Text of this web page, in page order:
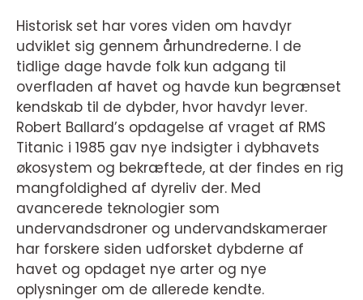
Historisk set har vores viden om havdyr
udviklet sig gennem århundrederne. I de
tidlige dage havde folk kun adgang til
overfladen af havet og havde kun begrænset
kendskab til de dybder, hvor havdyr lever.
Robert Ballard’s opdagelse af vraget af RMS
Titanic i 1985 gav nye indsigter i dybhavets
økosystem og bekræftede, at der findes en rig
mangfoldighed af dyreliv der. Med
avancerede teknologier som
undervandsdroner og undervandskameraer
har forskere siden udforsket dybderne af
havet og opdaget nye arter og nye
oplysninger om de allerede kendte.